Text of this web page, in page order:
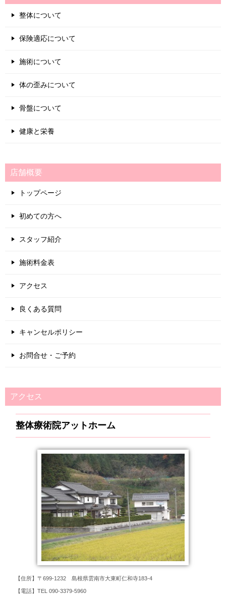
整体について
保険適応について
施術について
体の歪みについて
骨盤について
健康と栄養
店舗概要
トップページ
初めての方へ
スタッフ紹介
施術料金表
アクセス
良くある質問
キャンセルポリシー
お問合せ・ご予約
アクセス
整体療術院アットホーム
【住所】〒699-1232 島根県雲南市大東町仁和寺183-4
【電話】TEL 090-3379-5960